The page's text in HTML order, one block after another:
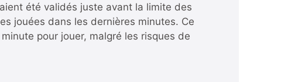
été validés juste avant la limite des
jouées dans les dernières minutes. Ce
pour jouer, malgré les risques de